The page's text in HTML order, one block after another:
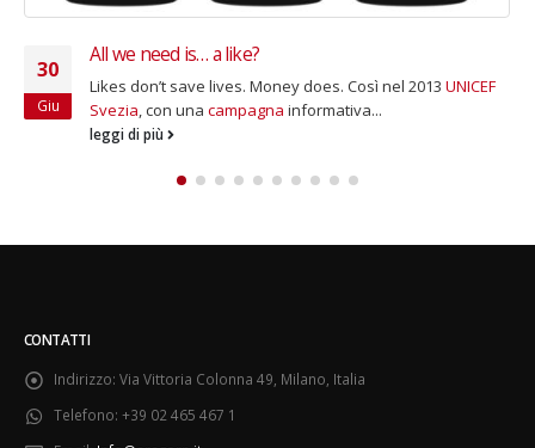
30
Mag
Gestione donatori: la cura di Aragorn
Precedente Successivo I donatori, si sa, sono il patrimonio
più prezioso di qualsiasi Ente del Terzo Settore. Per
questo, una volta acquisiti,...